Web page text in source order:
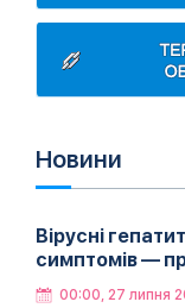
Новини
Вірусні
симптомів —
00:00, 27 липня